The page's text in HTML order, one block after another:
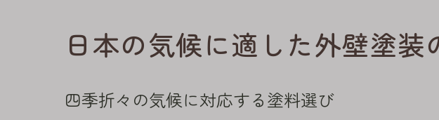
見た目を重視し
日本の気候に適した外壁塗装
四季折々の気候に対応する塗料選び